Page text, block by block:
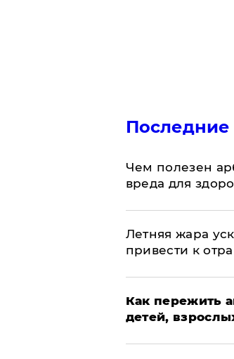
Последние
Чем полезен
вреда для
Летняя жара
привести к
Как пережить
детей,